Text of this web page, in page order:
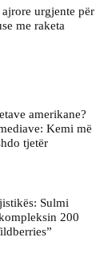
urgjente për
me raketa
amerikane?
Kemi më
tjetër
Sulmi
200